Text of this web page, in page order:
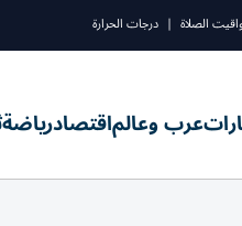
الصلاة | درجات الحرارة
عرب وعالماقتصادرياضة